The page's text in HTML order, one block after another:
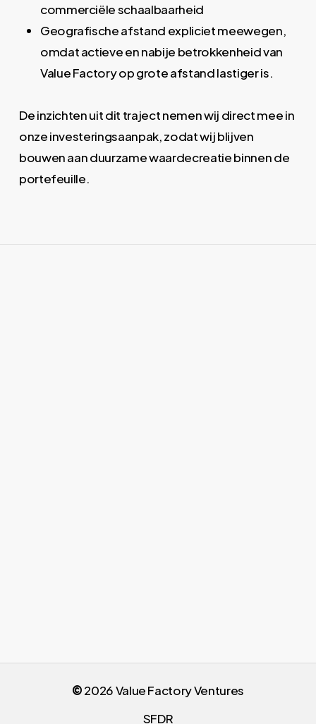
commerciële schaalbaarheid
Geografische afstand expliciet meewegen,
omdat actieve en nabije betrokkenheid van
Value Factory op grote afstand lastiger is.
De inzichten uit dit traject nemen wij direct mee in
onze investeringsaanpak, zodat wij blijven
bouwen aan duurzame waardecreatie binnen de
portefeuille.
©2026Value Factory Ventures
SFDR